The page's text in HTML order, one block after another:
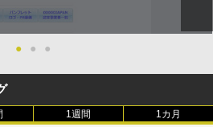
● ● ●
1週間 1カ月